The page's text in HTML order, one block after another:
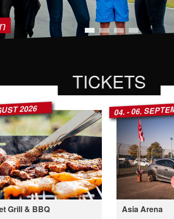
1 2 3 4
TICKETS
2026
Grill & BBQ
04. - 06.
Asia Arena